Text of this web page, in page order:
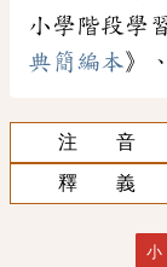
小學階段學
典簡編本》
注 音
釋 義
小